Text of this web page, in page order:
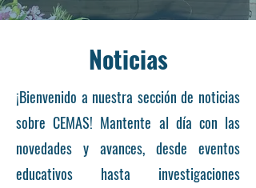
Noticias
¡Bienvenido a nuestra sección de noticias
sobre CEMAS! Mantente al día con las
novedades y avances, desde eventos
educativos hasta investigaciones